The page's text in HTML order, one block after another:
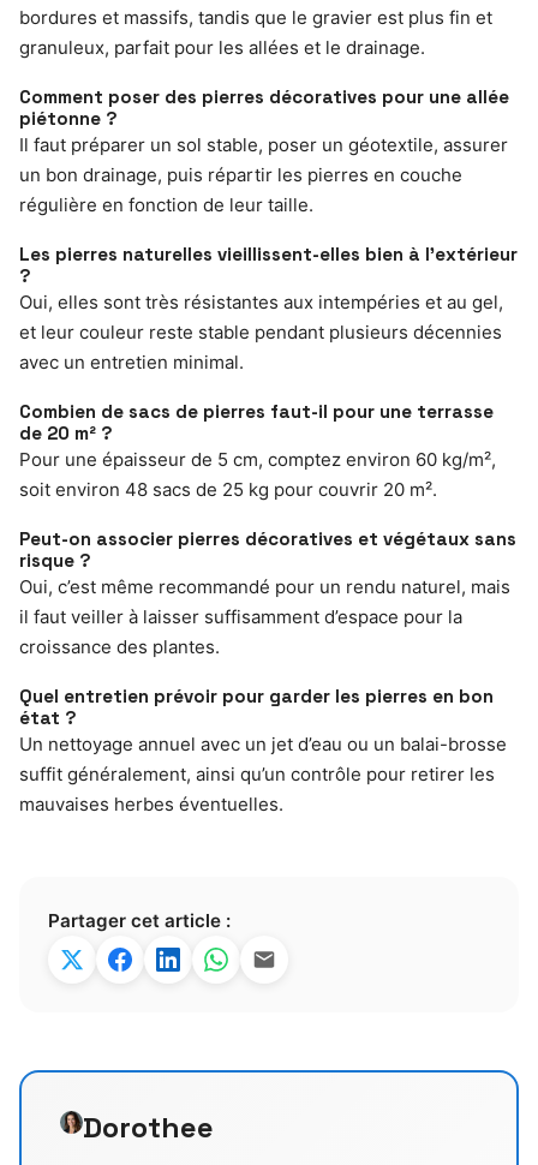
bordures et massifs, tandis que le gravier est plus fin et
granuleux, parfait pour les allées et le drainage.
Comment poser des pierres décoratives pour une allée
piétonne ?
Il faut préparer un sol stable, poser un géotextile, assurer
un bon drainage, puis répartir les pierres en couche
régulière en fonction de leur taille.
Les pierres naturelles vieillissent-elles bien à l’extérieur
?
Oui, elles sont très résistantes aux intempéries et au gel,
et leur couleur reste stable pendant plusieurs décennies
avec un entretien minimal.
Combien de sacs de pierres faut-il pour une terrasse
de 20 m² ?
Pour une épaisseur de 5 cm, comptez environ 60 kg/m²,
soit environ 48 sacs de 25 kg pour couvrir 20 m².
Peut-on associer pierres décoratives et végétaux sans
risque ?
Oui, c’est même recommandé pour un rendu naturel, mais
il faut veiller à laisser suffisamment d’espace pour la
croissance des plantes.
Quel entretien prévoir pour garder les pierres en bon
état ?
Un nettoyage annuel avec un jet d’eau ou un balai-brosse
suffit généralement, ainsi qu’un contrôle pour retirer les
mauvaises herbes éventuelles.
Partager cet article :
Dorothee